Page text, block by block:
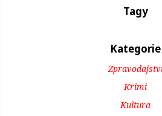
Tagy
Kategorie
Krimi
Kultura